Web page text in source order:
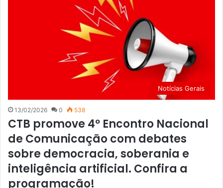
Notícias Gerais
13/02/2026 0 538
CTB promove 4º Encontro Nacional
de Comunicação com debates
sobre democracia, soberania e
inteligência artificial. Confira a
programação!